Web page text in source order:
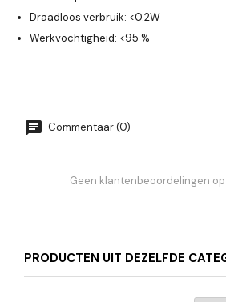
Draadloos verbruik: <0.2W
Werkvochtigheid: <95 %
Commentaar (0)
Geen klantenbeoordelingen
PRODUCTEN UIT DEZELFDE